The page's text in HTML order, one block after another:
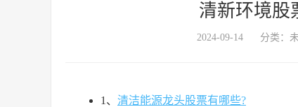
清新环境股
2024-09-14 分类：
1、 清洁能源龙头股票有哪些?